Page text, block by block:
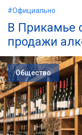
#Официально
В Прикамье
продажи
Общество